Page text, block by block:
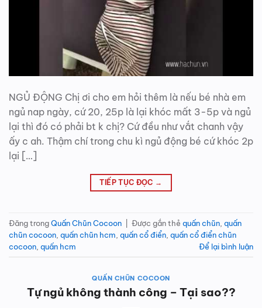
NGỦ ĐỘNG Chị ơi cho em hỏi thêm là nếu bé nhà em
ngủ nap ngày, cứ 20, 25p là lại khóc mất 3-5p và ngủ
lại thì đó có phải bt k chị? Cứ đều như vắt chanh vậy
ấy c ah. Thậm chí trong chu kì ngủ động bé cứ khóc 2p
lại […]
TIẾP TỤC ĐỌC →
Đăng trongQuấn Chũn Cocoon Được gắn thẻ quấn chũn quấn
chũn cocoon quấn chũn hcm quấn cổ điển quấn cổ điển chũn
cocoon quấn hcm Để lại bình luận
QUẤN CHŨN COCOON
Tự ngủ không thành công – Tại sao??